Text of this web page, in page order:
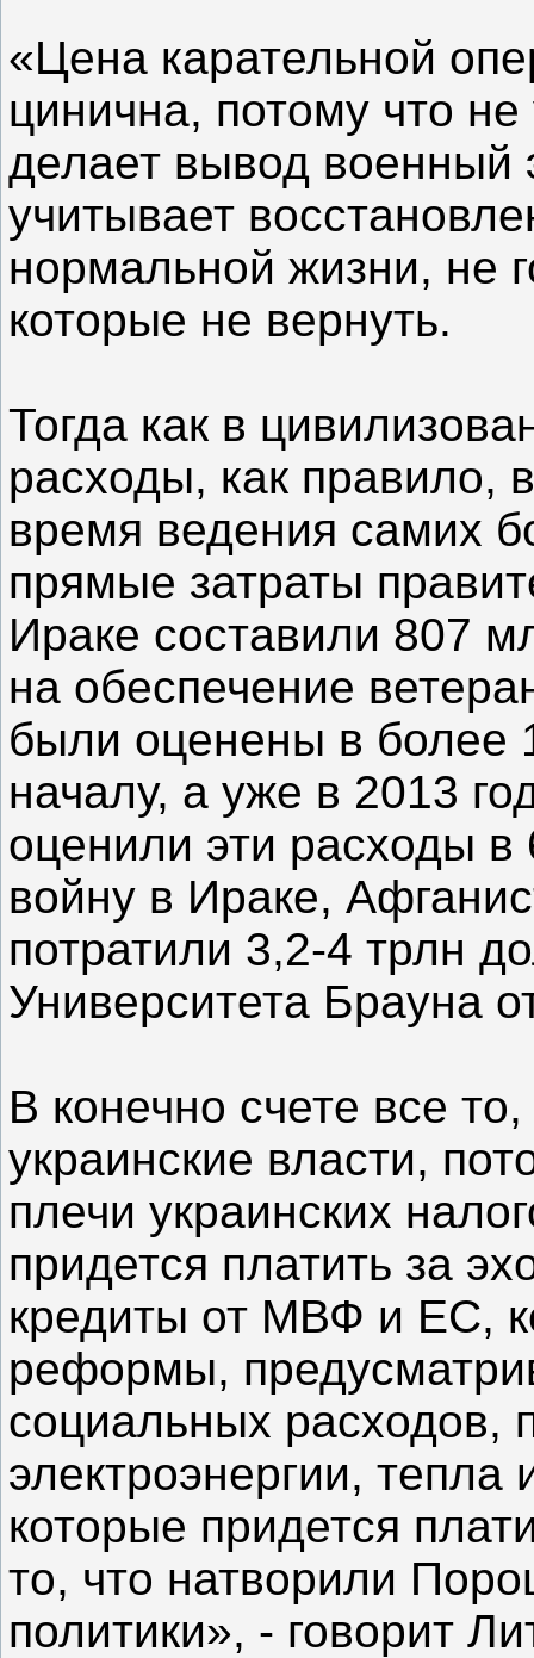
«Цена карательной
цинична, потому что
делает вывод военный
учитывает
нормальной жизни, не
которые не вернуть.
Тогда как в
расходы, как правило,
время ведения самих
прямые затраты
Ираке составили 807
на обеспечение
были оценены в более
началу, а уже в 2013
оценили эти расходы в
войну в Ираке,
потратили 3,2-4 трлн
Университета Брауна
В конечно счете все
украинские власти,
плечи украинских
придется платить за
кредиты от МВФ и ЕС,
реформы,
социальных расходов,
электроэнергии,
которые придется
то, что натворили
политики», - говорит